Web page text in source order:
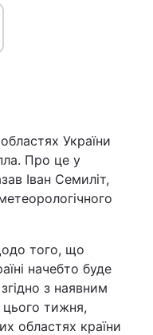
України
Про це у
Іван Семиліт,
того, що
начебто буде
з наявним
цього тижня,
областях країни